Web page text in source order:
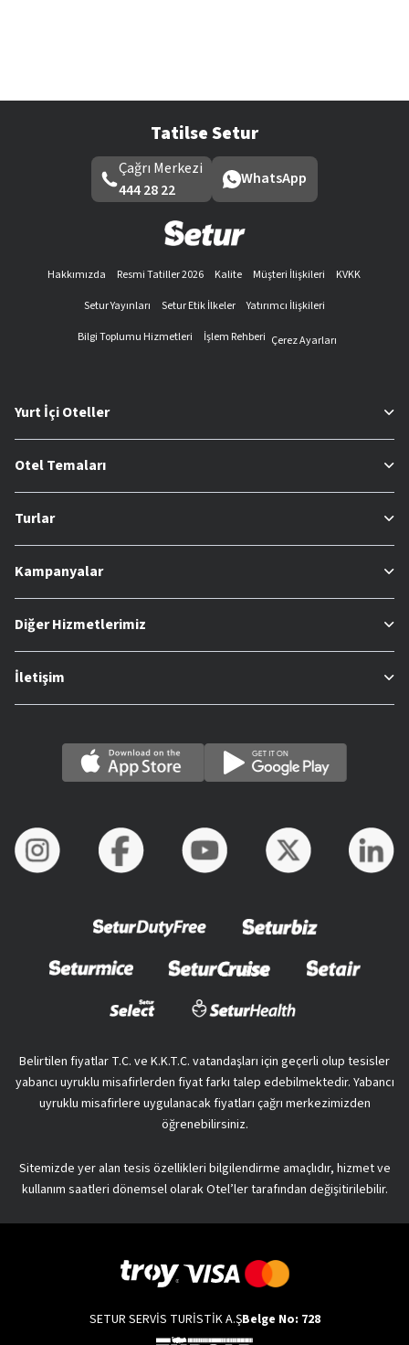
Tatilse Setur
Çağrı Merkezi
444 28 22
WhatsApp
Hakkımızda Resmi Tatiller 2026 Kalite Müşteri İlişkileri
KVKK
Setur Yayınları
Setur Etik İlkeler
Yatırımcı İlişkileri
Bilgi Toplumu Hizmetleri
İşlem Rehberi Çerez Ayarları
Yurt İçi Oteller
Otel Temaları
Turlar
Kampanyalar
Diğer Hizmetlerimiz
İletişim
Belirtilen fiyatlar T.C. ve K.K.T.C. vatandaşları için geçerli olup tesisler
yabancı uyruklu misafirlerden fiyat farkı talep edebilmektedir. Yabancı
uyruklu misafirlere uygulanacak fiyatları çağrı merkezimizden
öğrenebilirsiniz.
Sitemizde yer alan tesis özellikleri bilgilendirme amaçlıdır, hizmet ve
kullanım saatleri dönemsel olarak Otel’ler tarafından değişitirilebilir.
SETUR SERVİS TURİSTİK A.ŞBelge No: 728